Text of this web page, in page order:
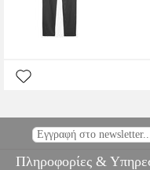
Πληροφορίες &